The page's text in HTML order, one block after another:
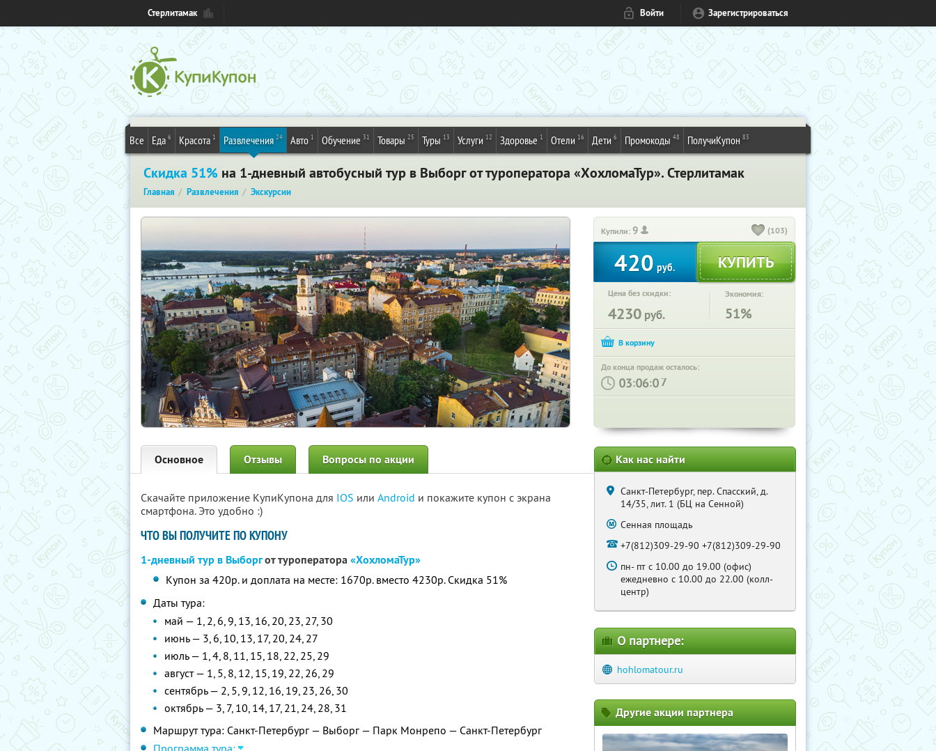
Стерлитамак Войти Зарегистрироваться
Все Еда 6 Красота 1 Развлечения 24 Авто 1 Обучение 31 Товары 25 Туры 13 Услуги 12 Здоровье 1 Отели 16 Дети 6 Промокоды 48 ПолучиКупон 83
Скидка 51% на 1-дневный автобусный тур в Выборг от туроператора «ХохломаТур». Стерлитамак
Главная Развлечения Экскурсии
Купили:9 (103)
420 руб.
Цена без скидки:
4230 руб.
Экономия:
51%
До конца продаж осталось:
: :
Основное Отзывы Вопросы по акции
Скачайте приложение КупиКупона для IOS или Android и покажите купон с экрана
смартфона. Это удобно :)
ЧТО ВЫ ПОЛУЧИТЕ ПО КУПОНУ
1-дневный тур в Выборгот туроператора«ХохломаТур»
Купон за 420р. и доплата на месте: 1670р. вместо 4230р. Скидка 51%
Даты тура:
май — 1, 2, 6, 9, 13, 16, 20, 23, 27, 30
июнь — 3, 6, 10, 13, 17, 20, 24, 27
июль — 1, 4, 8, 11, 15, 18, 22, 25, 29
август — 1, 5, 8, 12, 15, 19, 22, 26, 29
сентябрь — 2, 5, 9, 12, 16, 19, 23, 26, 30
октябрь — 3, 7, 10, 14, 17, 21, 24, 28, 31
Маршрут тура: Санкт-Петербург — Выборг — Парк Монрепо — Санкт-Петербург
Программа тура:
Как нас найти
Санкт-Петербург, пер. Спасский, д.
14/35, лит. 1 (БЦ на Сенной)
Сенная площадь
+7(812)309-29-90 +7(812)309-29-90
пн- пт с 10.00 до 19.00 (офис)
ежедневно с 10.00 до 22.00 (колл-
центр)
О партнере:
hohlomatour.ru
Другие акции партнера